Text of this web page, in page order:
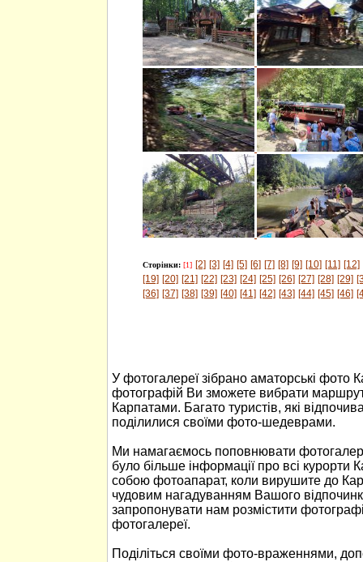
Сторінки: [1] [2] [3] [4] [5] [6] [7] [8] [9] [10] [11] [12]
[19] [20] [21] [22] [23] [24] [25] [26] [27] [28] [29]
[36] [37] [38] [39] [40] [41] [42] [43] [44] [45] [46]
У фотогалереї зібрано аматорські фото
фотографій Ви зможете вибрати
Карпатами. Багато туристів, які
поділилися своїми фото-шедеврами.
Ми намагаємось поповнювати
було більше інформації про всі курорти
собою фотоапарат, коли вирушите до
чудовим нагадуванням Вашого
запропонувати нам розмістити
фотогалереї.
Поділіться своїми фото-враженнями,